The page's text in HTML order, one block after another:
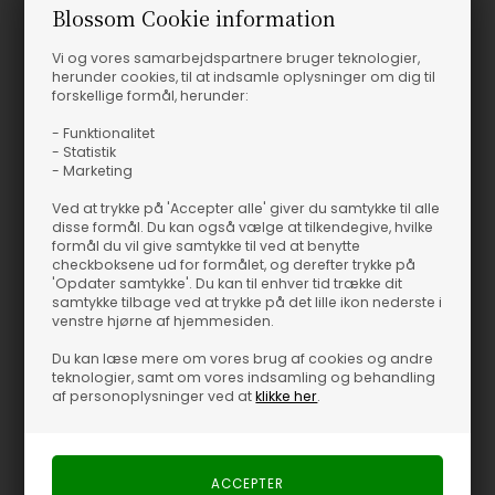
Blossom Cookie information
Vi og vores samarbejdspartnere bruger teknologier,
herunder cookies, til at indsamle oplysninger om dig til
forskellige formål, herunder:
- Funktionalitet
- Statistik
- Marketing
Ved at trykke på 'Accepter alle' giver du samtykke til alle
disse formål. Du kan også vælge at tilkendegive, hvilke
formål du vil give samtykke til ved at benytte
checkboksene ud for formålet, og derefter trykke på
'Opdater samtykke'. Du kan til enhver tid trække dit
samtykke tilbage ved at trykke på det lille ikon nederste i
venstre hjørne af hjemmesiden.
Du kan læse mere om vores brug af cookies og andre
teknologier, samt om vores indsamling og behandling
af personoplysninger ved atklikke her.
Fås i flere størrelser
Medium Makeup Toilettaske - Pink Theatre Magic
Maanesten Nailberry
400,00 DKK
MaanestenNailberry
350,00 DKK
{"0376a8e659944d9eb76c3ca83e35eed6": "Kvinde",
"268ac1d3703348e5a4b1cff9500e488f": "Brands",
"48b1fc832d2d4c7e98743533387dc9ff": "Maanesten",
"9760a2f3aeb94cd8ae7b29a0d908a129": "Home"}